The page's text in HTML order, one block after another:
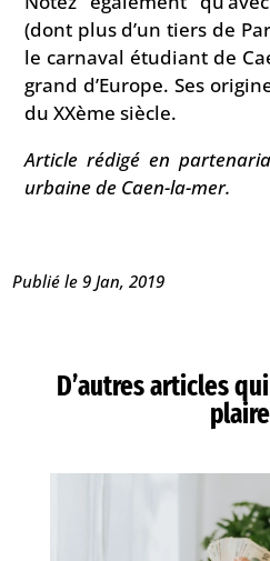
(dont plus d’un tiers de
le carnaval étudiant de
grand d’Europe. Ses
du XXème siècle.
Article rédigé en
urbaine de Caen-la-mer.
Publié le 9 Jan, 2019
D’autres articles